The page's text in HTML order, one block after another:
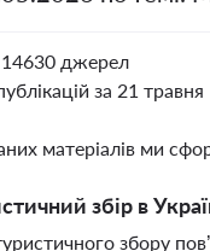
14630 джерел
за 21 травня
матеріалів ми
збір в
збору